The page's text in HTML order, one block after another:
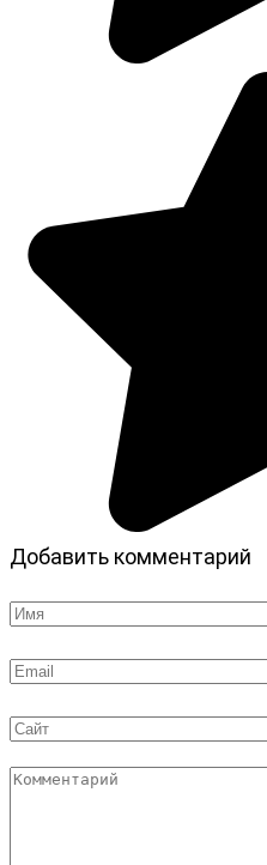
Добавить комментарий
Имя
Email
Сайт
Комментарий